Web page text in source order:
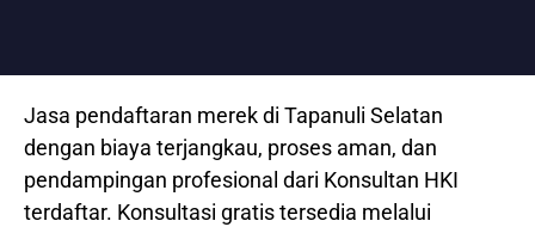
Jasa pendaftaran merek di Tapanuli Selatan
dengan biaya terjangkau, proses aman, dan
pendampingan profesional dari Konsultan HKI
terdaftar. Konsultasi gratis tersedia melalui